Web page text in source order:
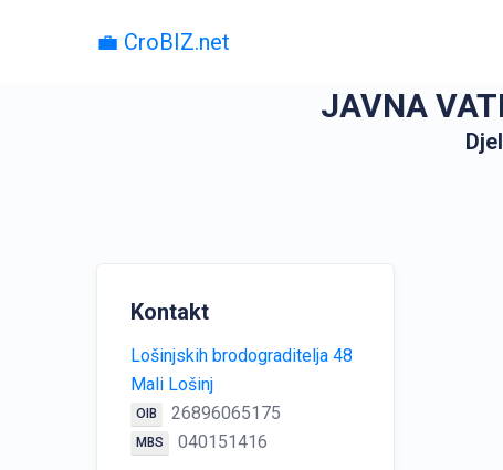
💼 CroBIZ.net
JAVNA
Kontakt
Lošinjskih brodograditelja 48
Mali Lošinj
OIB 26896065175
MBS 040151416